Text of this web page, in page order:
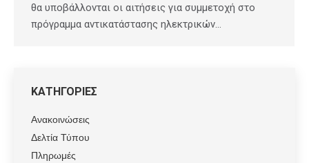
θα υποβάλλονται οι αιτήσεις για συμμετοχή στο
πρόγραμμα αντικατάστασης ηλεκτρικών…
ΚΑΤΗΓΟΡΙΕΣ
Ανακοινώσεις
Δελτία Τύπου
Πληρωμές